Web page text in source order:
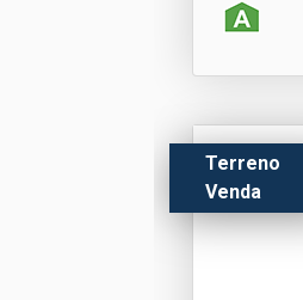
Terreno
Venda